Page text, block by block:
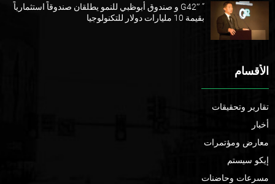
” G42″ و صندوق أبوظبي للنمو يطلقان صندوقاً استثمارياً
بقيمة 10 مليارات دولار للتكنولوجيا
الأقسام
تقارير وتحقيقات
أخبار
معارض ومؤتمرات
إيكو سيستم
مسرعات وحاضنات